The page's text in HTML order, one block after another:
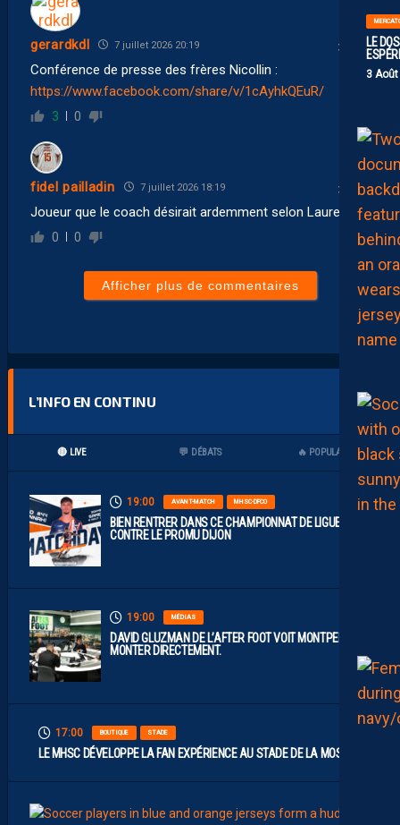
LE
3
gerardkdl 7 juillet 2026 20:19
Conférence de presse des frères Nicollin :
https://www.facebook.com/share/v/1cAyhkQEuR/
3 0
fidel pailladin 7 juillet 2026 18:19
Joueur que le coach désirait ardemment selon Laurent
0 0
Afficher plus de commentaires
L’INFO EN CONTINU
🔴 LIVE 💬 DÉBATS 🔥 POPULAIRES
19:00 AVANT-MATCH MHSC-DFCO
BIEN RENTRER DANS CE CHAMPIONNAT DE LIGUE 2
CONTRE LE PROMU DIJON
19:00 MÉDIAS
DAVID GLUZMAN DE L’AFTER FOOT VOIT MONTPELLIER
MONTER DIRECTEMENT.
17:00 BOUTIQUE STADE
LE MHSC DÉVELOPPE LA FAN EXPÉRIENCE AU STADE DE LA MOSSON